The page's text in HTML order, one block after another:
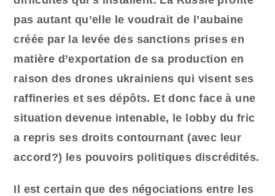
pas autant qu’elle le voudrait de l’aubaine
créée par la levée des sanctions prises en
matière d’exportation de sa production en
raison des drones ukrainiens qui visent ses
raffineries et ses dépôts. Et donc face à une
situation devenue intenable, le lobby du fric
a repris ses droits contournant (avec leur
accord?) les pouvoirs politiques discrédités.
Il est certain que des négociations entre les